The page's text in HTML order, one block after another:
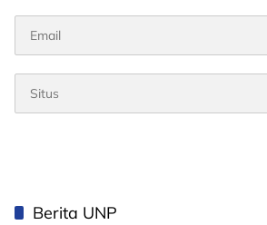
Berita UNP